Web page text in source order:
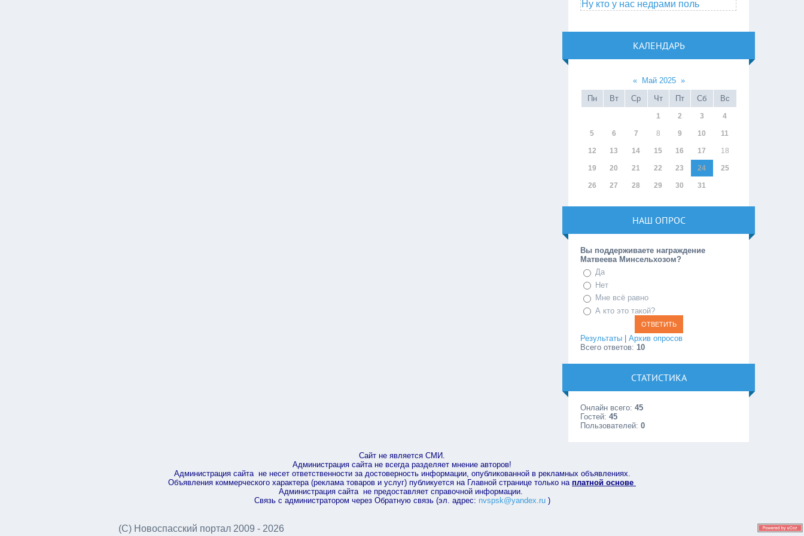
Ну кто у нас недрами поль
КАЛЕНДАРЬ
« Май 2025 »
Пн
Вт Ср Чт Пт Сб Вс
1 2 3 4
5 6 7 8 9 10 11
12 13 14 15 16 17 18
19 20 21 22 23 24 25
26 27 28 29 30 31
НАШ ОПРОС
Вы поддерживаете награждение
Матвеева Минсельхозом?
Да
Нет
Мне всё равно
А кто это такой?
Результаты |Архив опросов
Всего ответов:10
СТАТИСТИКА
Онлайн всего:45
Гостей:45
Пользователей:0
Сайт не является СМИ.
Администрация сайта не всегда разделяет мнение авторов!
Администрация сайта не несет ответственности за достоверность информации, опубликованной в рекламных объявлениях.
Объявления коммерческого характера (реклама товаров и услуг) публикуется на Главной странице только на платной основе
Администрация сайта не предоставляет справочной информации.
Связь с администратором через Обратную связь (эл. адрес: nvspsk@yandex.ru)
(С) Новоспасский портал 2009 - 2026